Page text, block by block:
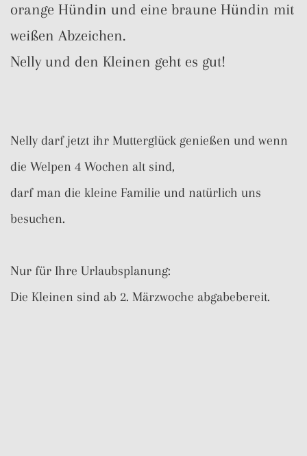
orange Hündin und eine braune Hündin mit
weißen Abzeichen.
Nelly und den Kleinen geht es gut!
Nelly darf jetzt ihr Mutterglück genießen und wenn
die Welpen 4 Wochen alt sind,
darf man die kleine Familie und natürlich uns
besuchen.
Nur für Ihre Urlaubsplanung:
Die Kleinen sind ab 2. Märzwoche abgabebereit.